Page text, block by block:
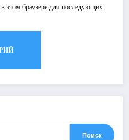
этом браузере для последующих
Поиск